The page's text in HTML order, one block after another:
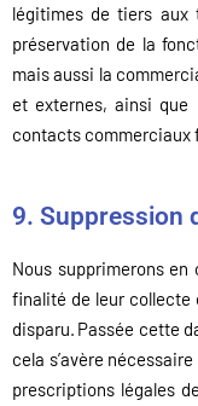
légitimes de tiers aux
préservation de la
mais aussi la
et externes, ainsi que
contacts commerciaux
9. Suppression
Nous supprimerons en
finalité de leur collecte
disparu. Passée cette
cela s’avère
prescriptions légales